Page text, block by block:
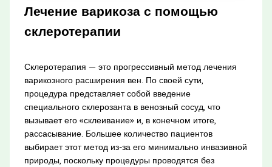
Лечение варикоза с помощью
склеротерапии
Склеротерапия — это прогрессивный метод лечения
варикозного расширения вен. По своей сути,
процедура представляет собой введение
специального склерозанта в венозный сосуд, что
вызывает его «склеивание» и, в конечном итоге,
рассасывание. Большее количество пациентов
выбирает этот метод из-за его минимально инвазивной
природы, поскольку процедуры проводятся без